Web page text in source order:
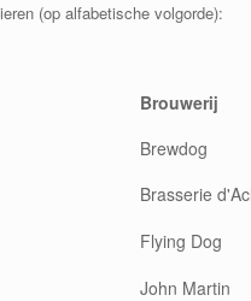
(op alfabetische volgorde):
Brouwerij
Brewdog
Brasserie
Flying Dog
John Martin